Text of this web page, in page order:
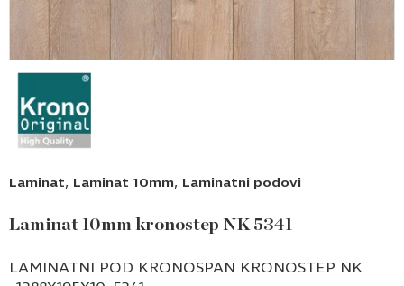
Laminat, Laminat 10mm, Laminatni podovi
Laminat 10mm kronostep NK 5341
LAMINATNI POD KRONOSPAN KRONOSTEP NK